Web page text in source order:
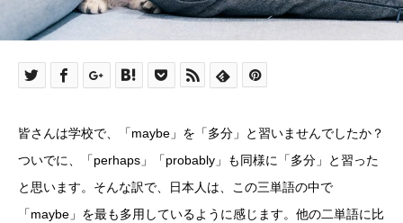
皆さんは学校で、「maybe」を「多分」と習いませんでしたか？
ついでに、「perhaps」「probably」も同様に「多分」と習った
と思います。そんな訳で、日本人は、この三単語の中で
「maybe」を最も多用しているように感じます。他の二単語に比